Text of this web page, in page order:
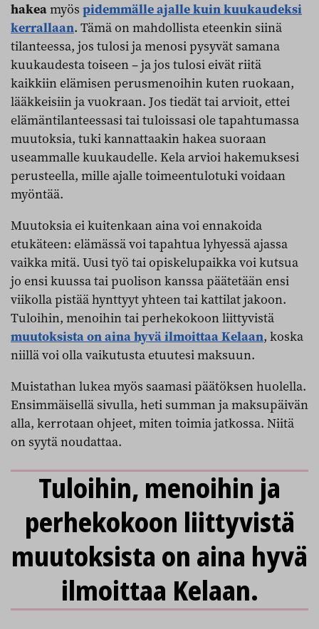
hakeamyös pidemmälle ajalle kuin kuukaudeksi
kerrallaan. Tämä on mahdollista eteenkin siinä
tilanteessa, jos tulosi ja menosi pysyvät samana
kuukaudesta toiseen – ja jos tulosi eivät riitä
kaikkiin elämisen perusmenoihin kuten ruokaan,
lääkkeisiin ja vuokraan. Jos tiedät tai arvioit, ettei
elämäntilanteessasi tai tuloissasi ole tapahtumassa
muutoksia, tuki kannattaakin hakea suoraan
useammalle kuukaudelle. Kela arvioi hakemuksesi
perusteella, mille ajalle toimeentulotuki voidaan
myöntää.
Muutoksia ei kuitenkaan aina voi ennakoida
etukäteen: elämässä voi tapahtua lyhyessä ajassa
vaikka mitä. Uusi työ tai opiskelupaikka voi kutsua
jo ensi kuussa tai puolison kanssa päätetään ensi
viikolla pistää hynttyyt yhteen tai kattilat jakoon.
Tuloihin, menoihin tai perhekokoon liittyvistä
muutoksista on aina hyvä ilmoittaa Kelaan, koska
niillä voi olla vaikutusta etuutesi maksuun.
Muistathan lukea myös saamasi päätöksen huolella.
Ensimmäisellä sivulla, heti summan ja maksupäivän
alla, kerrotaan ohjeet, miten toimia jatkossa. Niitä
on syytä noudattaa.
Tuloihin, menoihin ja
perhekokoon liittyvistä
muutoksista on aina hyvä
ilmoittaa Kelaan.